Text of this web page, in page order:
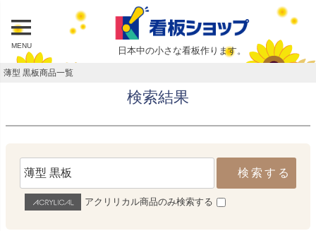
MENU 日本中の小さな看板作ります。
薄型 黒板商品一覧
検索結果
検索する
アクリリカル商品のみ検索する